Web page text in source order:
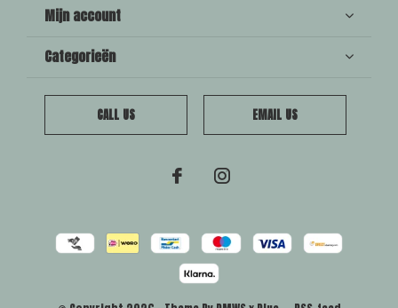
Mijn account
Categorieën
CALL US EMAIL US